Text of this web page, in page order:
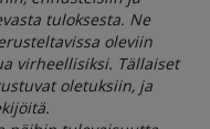
tuloksesta. Ne
oleviin
virheellisiksi. Tällaiset
oletuksiin, ja